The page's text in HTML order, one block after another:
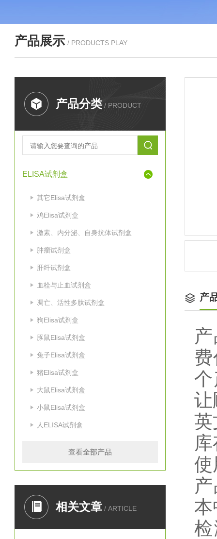
产品展示 / PRODUCTS PLAY
产品分类 / PRODUCT
ELISA试剂盒
其它Elisa试剂盒
鸡Elisa试剂盒
激素、内分泌、自身抗体试剂盒
肿瘤试剂盒
肝纤试剂盒
血栓与止血试剂盒
凋亡、活性多肽试剂盒
狗Elisa试剂盒
豚鼠Elisa试剂盒
兔子Elisa试剂盒
猪Elisa试剂盒
大鼠Elisa试剂盒
小鼠Elisa试剂盒
人ELISA试剂盒
查看全部产品
相关文章 / ARTICLE
产
让
英
使
本